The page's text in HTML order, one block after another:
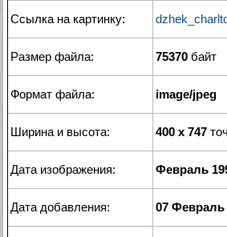
Ссылка на картинку:
Размер файла: 75370 байт
Формат файла: image/jpeg
Ширина и высота: 400 x 747
Дата изображения: Февраль
Дата добавления: 07 Февраль